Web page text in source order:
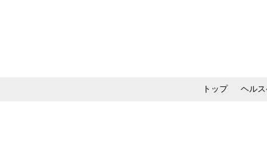
トップ ヘル